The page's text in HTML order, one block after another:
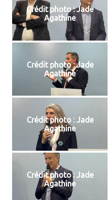
Crédit photo : Jade
Agathine
Crédit photo : Jade
Agathine
Crédit photo : Jade
Agathine
Crédit photo : Jade
Agathine